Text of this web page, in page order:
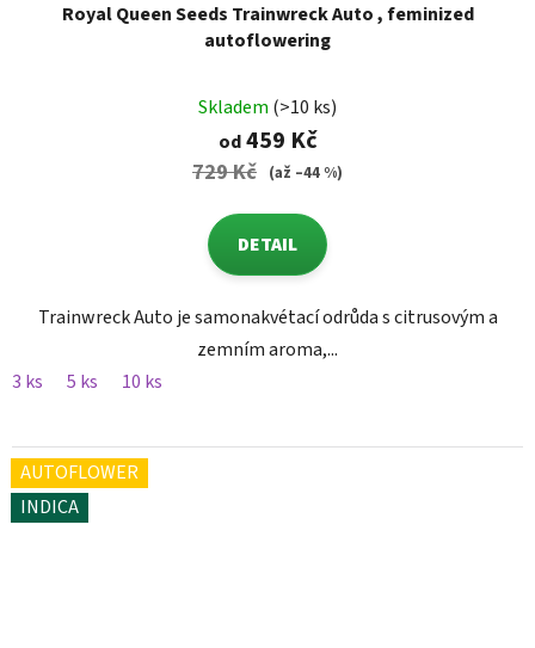
Royal Queen Seeds Trainwreck Auto , feminized
autoflowering
Skladem (>10 ks)
od459 Kč
729 Kč (až –44 %)
DETAIL
Trainwreck Auto je samonakvétací odrůda s citrusovým a
zemním aroma,...
3 ks
5 ks 10 ks
AUTOFLOWER
INDICA